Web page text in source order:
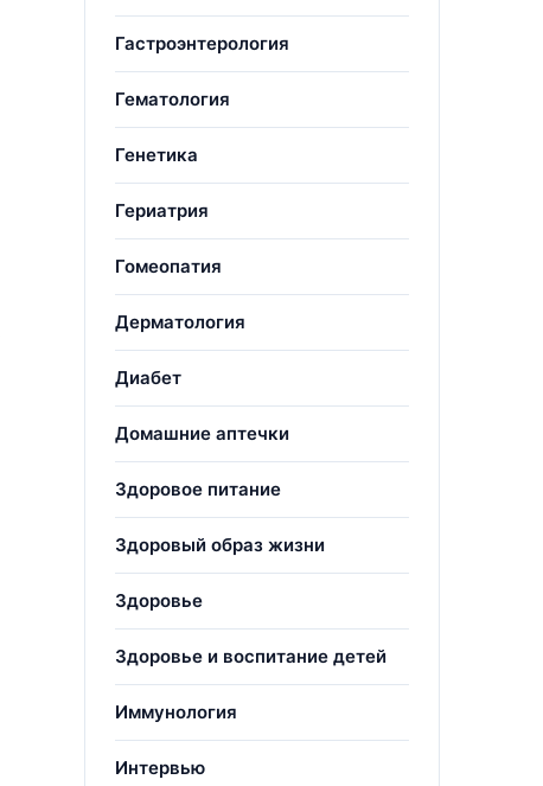
Гастроэнтерология
Гематология
Генетика
Гериатрия
Гомеопатия
Дерматология
Диабет
Домашние аптечки
Здоровое питание
Здоровый образ жизни
Здоровье
Здоровье и воспитание детей
Иммунология
Интервью